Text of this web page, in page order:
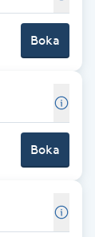
Boka
Boka